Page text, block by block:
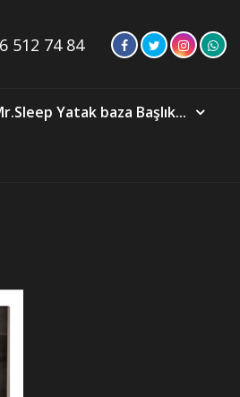
512 74 84
Yatak baza Başlık...